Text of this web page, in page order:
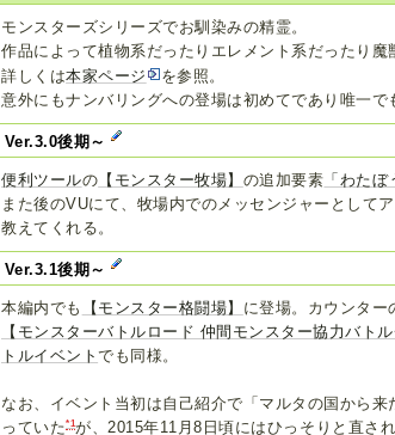
モンスターズシリーズでお馴染みの精霊。
作品によって植物系だったりエレメント系だったり魔
詳しくは本家ページ
を参照。
意外にもナンバリングへの登場は初めてであり唯一で
Ver.3.0後期～
便利ツールの 【モンスター牧場】 の追加要素 「わたぼ
また後のVUにて、牧場内でのメッセンジャーとして
教えてくれる。
Ver.3.1後期～
本編内でも 【モンスター格闘場】 に登場。カウンター
【モンスターバトルロード 仲間モンスター協力バトル
トルイベントでも同様。
なお、イベント当初は自己紹介で「マルタの国から
っていた*1が、2015年11月8日頃にはひっそりと直され